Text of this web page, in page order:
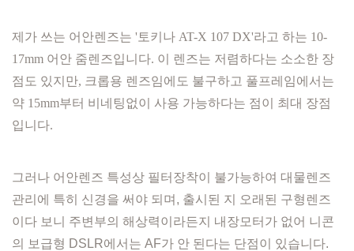
제가 쓰는 어안렌즈는 '토키나 AT-X 107 DX'라고 하는 10-
17mm 어안 줌렌즈입니다. 이 렌즈는 저렴하다는 소소한 장
점도 있지만, 크롭용 렌즈임에도 불구하고 풀프레임에서는
약 15mm부터 비네팅없이 사용 가능하다는 점이 최대 장점
입니다.
그러나 어안렌즈 특성상 필터장착이 불가능하여 대물렌즈
관리에 특히 신경을 써야 되며, 출시된 지 오래된 구형렌즈
이다 보니 주변부의 해상력이라든지 내장모터가 없어 니콘
의 보급형 DSLR에서는 AF가 안 된다는 단점이 있습니다.